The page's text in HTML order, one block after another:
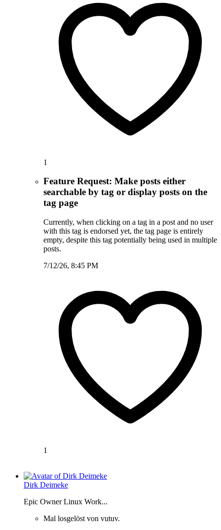
1
Feature Request: Make posts either
searchable by tag or display posts on the
tag page
Currently, when clicking on a tag in a post and no user
with this tag is endorsed yet, the tag page is entirely
empty, despite this tag potentially being used in multiple
posts.
7/12/26, 8:45 PM
1
Dirk Deimeke
Epic Owner Linux Work...
Mal losgelöst von vutuv.